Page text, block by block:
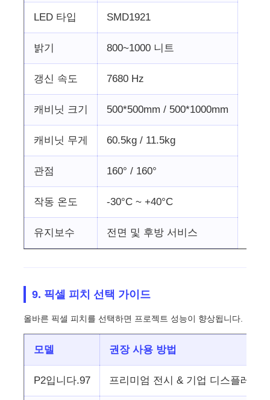
LED 타입 SMD1921
밝기 800~1000 니트
갱신 속도 7680 Hz
캐비닛 크기 500*500mm / 500*1000mm
캐비닛 무게 60.5kg / 11.5kg
관점 160° / 160°
작동 온도 -30°C ~ +40°C
유지보수 전면 및 후방 서비스
9. 픽셀 피치 선택 가이드
올바른 픽셀 피치를 선택하면 프로젝트 성능이 향상됩니다.
모델 권장 사용 방법
P2입니다.97 프리미엄 전시 & 기업 디스플레이